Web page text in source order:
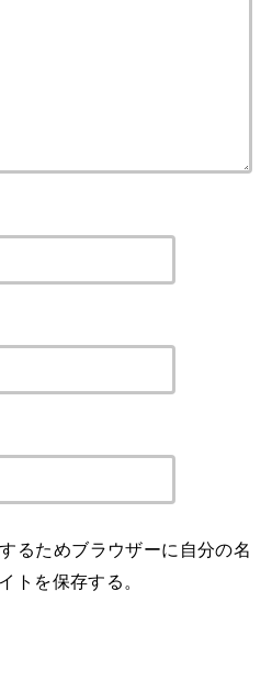
るためブラウザーに自分の名
トを保存する。